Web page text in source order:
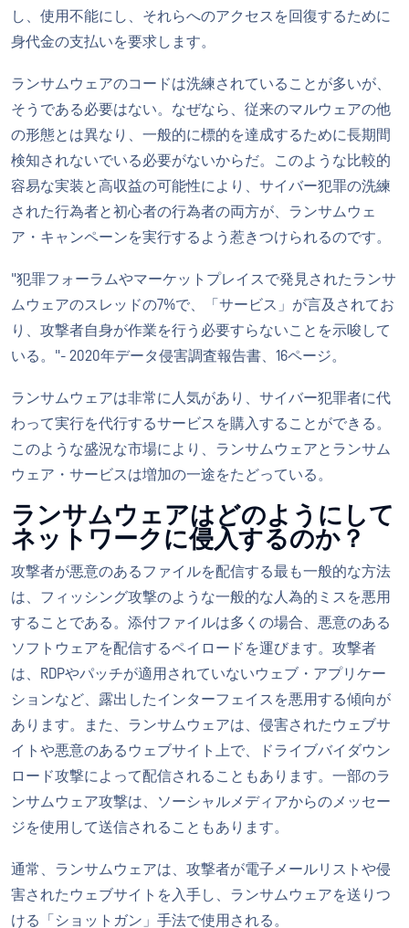
し、使用不能にし、それらへのアクセスを回復するために
身代金の支払いを要求します。
ランサムウェアのコードは洗練されていることが多いが、
そうである必要はない。なぜなら、従来のマルウェアの他
の形態とは異なり、一般的に標的を達成するために長期間
検知されないでいる必要がないからだ。このような比較的
容易な実装と高収益の可能性により、サイバー犯罪の洗練
された行為者と初心者の行為者の両方が、ランサムウェ
ア・キャンペーンを実行するよう惹きつけられるのです。
"犯罪フォーラムやマーケットプレイスで発見されたランサ
ムウェアのスレッドの7%で、「サービス」が言及されてお
り、攻撃者自身が作業を行う必要すらないことを示唆して
いる。"- 2020年データ侵害調査報告書、16ページ。
ランサムウェアは非常に人気があり、サイバー犯罪者に代
わって実行を代行するサービスを購入することができる。
このような盛況な市場により、ランサムウェアとランサム
ウェア・サービスは増加の一途をたどっている。
ランサムウェアはどのようにして
ネットワークに侵入するのか？
攻撃者が悪意のあるファイルを配信する最も一般的な方法
は、フィッシング攻撃のような一般的な人為的ミスを悪用
することである。添付ファイルは多くの場合、悪意のある
ソフトウェアを配信するペイロードを運びます。攻撃者
は、RDPやパッチが適用されていないウェブ・アプリケー
ションなど、露出したインターフェイスを悪用する傾向が
あります。また、ランサムウェアは、侵害されたウェブサ
イトや悪意のあるウェブサイト上で、ドライブバイダウン
ロード攻撃によって配信されることもあります。一部のラ
ンサムウェア攻撃は、ソーシャルメディアからのメッセー
ジを使用して送信されることもあります。
通常、ランサムウェアは、攻撃者が電子メールリストや侵
害されたウェブサイトを入手し、ランサムウェアを送りつ
ける「ショットガン」手法で使用される。